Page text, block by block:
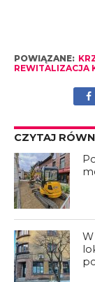
POWIĄZANE:
REWITALIZACJA
CZYTAJ